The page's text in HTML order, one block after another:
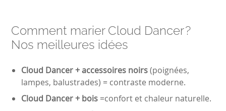
Comment marier Cloud Dancer ?
Nos meilleures idées
Cloud Dancer + accessoires noirs(poignées,
lampes, balustrades) = contraste moderne.
Cloud Dancer + bois=confort et chaleur naturelle.